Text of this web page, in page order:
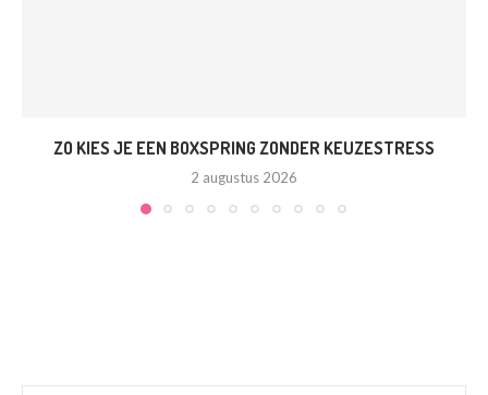
ZO KIES JE EEN BOXSPRING ZONDER KEUZESTRESS
2 augustus 2026